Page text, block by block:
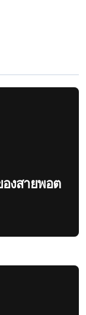
งสายพอต